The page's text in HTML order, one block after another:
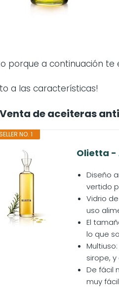
porque a continuación te
a las características!
Venta de aceiteras
NO. 1
Olietta -
Diseño
vertido
Vidrio
uso
El
lo que
sirope,
De fácil
muy